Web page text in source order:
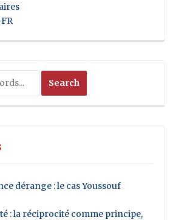
dérange : le cas Youssouf
: la réciprocité comme principe,